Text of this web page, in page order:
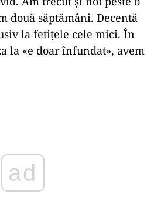
două săptămâni. Decentă
la fetițele cele mici. În
la «e doar înfundat», avem